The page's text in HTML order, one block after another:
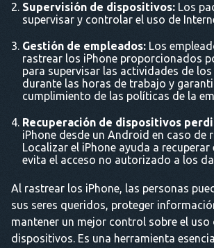
Supervisión de dispositivos: Los
supervisar y controlar el uso de
Gestión de empleados: Los
rastrear los iPhone proporcionados
para supervisar las actividades de
durante las horas de trabajo y
cumplimiento de las políticas de la
Recuperación de dispositivos
iPhone desde un Android en caso de
Localizar el iPhone ayuda a
evita el acceso no autorizado a los
Al rastrear los iPhone, las personas
sus seres queridos, proteger
mantener un mejor control sobre el uso
dispositivos. Es una herramienta